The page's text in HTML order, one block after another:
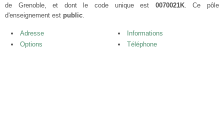
de Grenoble, et dont le code unique est 0070021K. Ce pôle
d'enseignement est public.
Adresse
Informations
Options
Téléphone